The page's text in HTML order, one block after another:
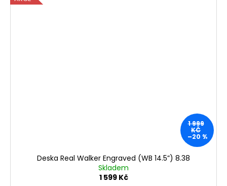
1 999
KČ
–20 %
Deska Real Walker Engraved (WB 14.5”) 8.38
Skladem
1 599 Kč